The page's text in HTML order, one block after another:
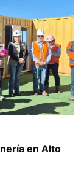
en Alto